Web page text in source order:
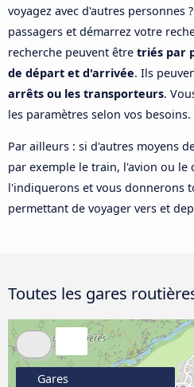
voyagez avec d'autres personnes
passagers et démarrez votre
recherche peuvent être triés par
de départ et d'arrivée. Ils
arrêts ou les transporteurs.
les paramètres selon vos besoins.
Par ailleurs : si d'autres moyens
par exemple le train, l'avion ou le
l'indiquerons et vous donnerons
permettant de voyager vers et
Toutes les gares
Gares